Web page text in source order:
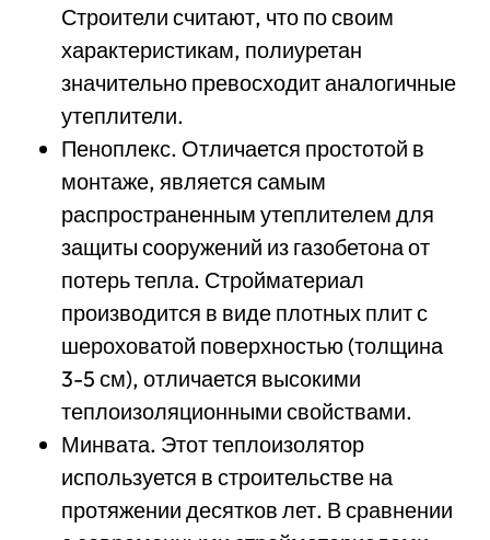
Строители считают, что по своим
характеристикам, полиуретан
значительно превосходит аналогичные
утеплители.
Пеноплекс. Отличается простотой в
монтаже, является самым
распространенным утеплителем для
защиты сооружений из газобетона от
потерь тепла. Стройматериал
производится в виде плотных плит с
шероховатой поверхностью (толщина
3-5 см), отличается высокими
теплоизоляционными свойствами.
Минвата. Этот теплоизолятор
используется в строительстве на
протяжении десятков лет. В сравнении